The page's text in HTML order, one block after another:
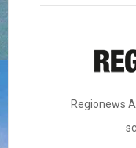
Regionews